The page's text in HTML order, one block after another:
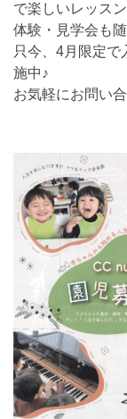
で楽しいレッス
体験・見学会も
只今、4月限定
施中♪
お気軽にお問い